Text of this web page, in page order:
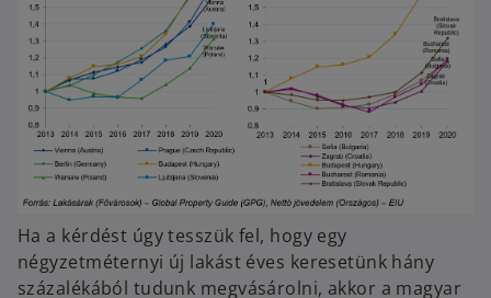
Ha a kérdést úgy tesszük fel, hogy egy
négyzetméternyi új lakást éves keresetünk hány
százalékából tudunk megvásárolni, akkor a magyar